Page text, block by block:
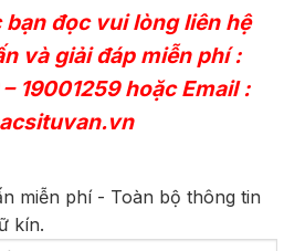
đọc vui lòng liên hệ
và giải đáp miễn phí :
19001259hoặc Email :
miễn phí - Toàn bộ thông tin
kín.